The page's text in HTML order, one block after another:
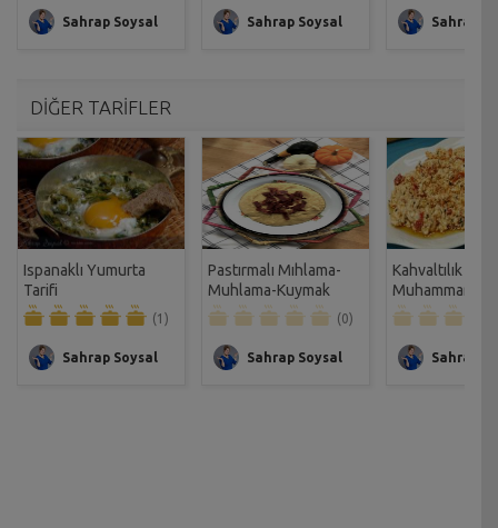
Sahrap Soysal Sahrap Soysal Sahrap
DİĞER TARİFLER
Ispanaklı Yumurta
Tarifi
(1)
Sahrap Soysal
Pastırmalı Mıhlama-
Muhlama-Kuymak
Tarifi
(0)
Sahrap Soysal
Kahvaltılık
Muhammara
Sahrap